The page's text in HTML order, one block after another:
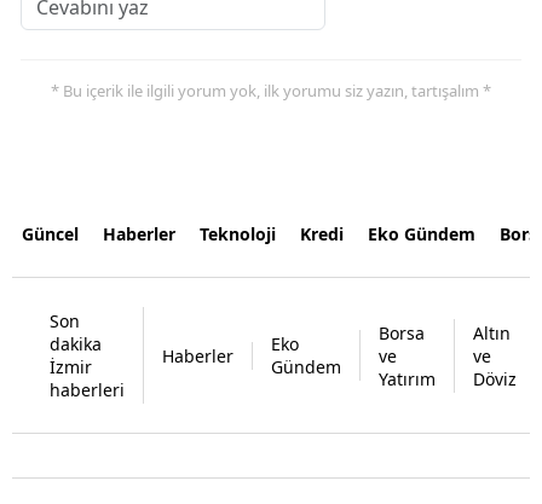
* Bu içerik ile ilgili yorum yok, ilk yorumu siz yazın, tartışalım *
Güncel Haberler Teknoloji Kredi Eko Gündem
Son
dakika
İzmir
haberleri
Haberler
Eko
Gündem
Borsa
ve
Yatırım
Altın
ve
Döviz